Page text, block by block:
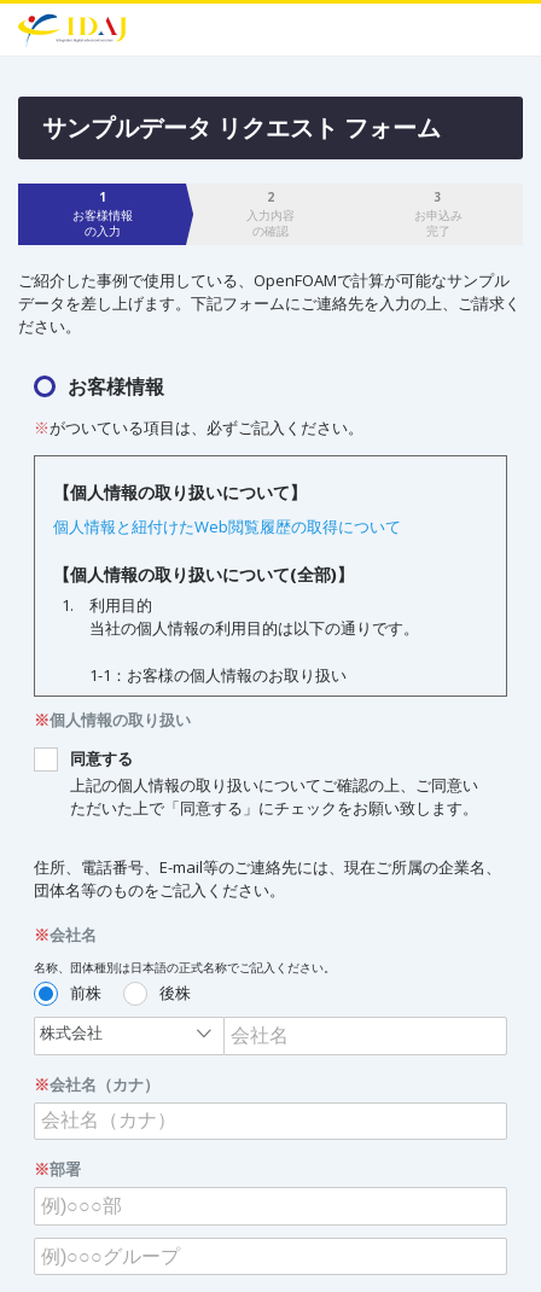
サンプルデータ リクエスト フォーム
お客様情報
の入力
入力内容
の確認
お申込み
完了
ご紹介した事例で使用している、OpenFOAMで計算が可能なサンプル
データを差し上げます。下記フォームにご連絡先を入力の上、ご請求く
ださい。
お客様情報
※がついている項目は、必ずご記入ください。
※個人情報の取り扱い
同意する
上記の個人情報の取り扱いについてご確認の上、ご同意い
ただいた上で「同意する」にチェックをお願い致します。
住所、電話番号、E-mail等のご連絡先には、現在ご所属の企業名、
団体名等のものをご記入ください。
※会社名
名称、団体種別は日本語の正式名称でご記入ください。
前株 後株
※会社名（カナ）
※部署